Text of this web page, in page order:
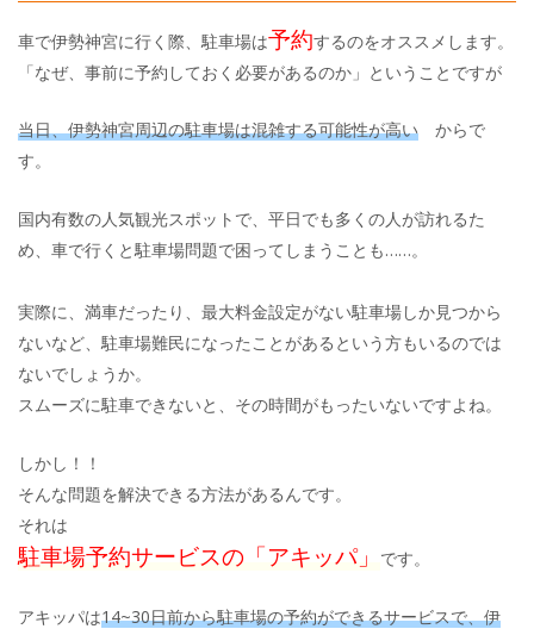
車で伊勢神宮に行く際、駐車場は予約するのをオススメします。
「なぜ、事前に予約しておく必要があるのか」ということですが
当日、伊勢神宮周辺の駐車場は混雑する可能性が高い からで
す。
国内有数の人気観光スポットで、平日でも多くの人が訪れるた
め、車で行くと駐車場問題で困ってしまうことも……。
実際に、満車だったり、最大料金設定がない駐車場しか見つから
ないなど、駐車場難民になったことがあるという方もいるのでは
ないでしょうか。
スムーズに駐車できないと、その時間がもったいないですよね。
しかし！！
そんな問題を解決できる方法があるんです。
それは
駐車場予約サービスの「アキッパ」 です。
アキッパは14~30日前から駐車場の予約ができるサービスで、伊